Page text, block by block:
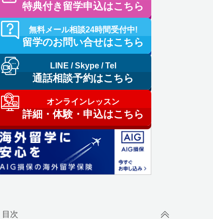
特典付き留学申込はこちら
無料メール相談24時間受付中!
留学のお問い合せはこちら
LINE / Skype / Tel
通話相談予約はこちら
オンラインレッスン
詳細・体験・申込はこちら
目次